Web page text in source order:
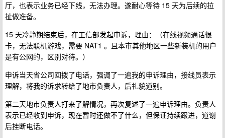
厅，也表示业务已经下线，无法办理。遂耐心等待 15 天为后续的拉
扯做准备。
15 天冷静期结束后，在工信部发起申诉，理由：（在线视频通话很
卡，无法联机游戏，需要 NAT1 。且本市其他地区一些新装机的用户
是有公网的，区别对待。）
申诉当天省公司回拨了电话，强调了一遍我的申诉理由，接线员表示
理解，将我的诉求转给了地市负责人，后礼貌道别。
第二天地市负责人打来了解情况，再次复述了一遍申诉理由。负责人
表示已经收到申诉，现在暂时还做不了什么，但保证持续跟进，道谢
后挂断电话。